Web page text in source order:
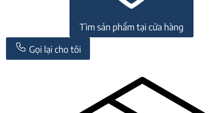
Tìm sản phẩm tại cửa hàng
Gọi lại cho tôi